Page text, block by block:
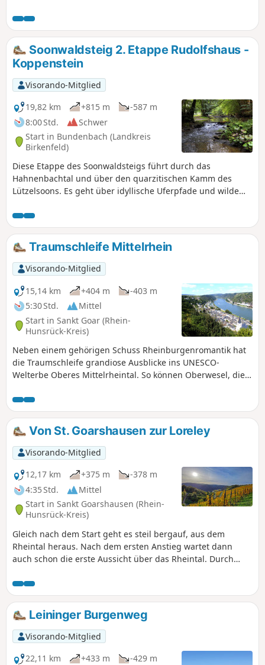
Soonwaldsteig 2. Etappe Rudolfshaus -
Koppenstein
Visorando-Mitglied
19,82 km
+815 m
-587 m
8:00 Std.
Schwer
Start in Bundenbach (Landkreis
Birkenfeld)
Diese Etappe des Soonwaldsteigs führt durch das
Hahnenbachtal und über den quarzitischen Kamm des
Lützelsoons. Es geht über idyllische Uferpfade und wilde
einem Besucherbergwerk, einer Rekonstruktion einer
keltischen Höhensiedlung, der geschichtsträchtigen
Schmidtburg und dem Wassererlebnispfad Hahnenbachtal
vorbei. Auf dieser Etappe ist absolute Trittsicherheit
gefragt.
Traumschleife Mittelrhein
Visorando-Mitglied
15,14 km
+404 m
-403 m
5:30 Std.
Mittel
Start in Sankt Goar (Rhein-
Hunsrück-Kreis)
Neben einem gehörigen Schuss Rheinburgenromantik hat
die Traumschleife grandiose Ausblicke ins UNESCO-
Welterbe Oberes Mittelrheintal. So können Oberwesel, die
Pfalzgrafenstein, Burg Rheinfels und der weltbekannte
Loreleyfelsen bewundert werden. Zum Schluss schweift
dann der Blick vom Aussichtsturm Spitzer Stein über die
plateauartigen Hunsrückberge und jenseits des Rheintales
weit in den Taunus hinein.
Von St. Goarshausen zur Loreley
Visorando-Mitglied
12,17 km
+375 m
-378 m
4:35 Std.
Mittel
Start in Sankt Goarshausen (Rhein-
Hunsrück-Kreis)
Gleich nach dem Start geht es steil bergauf, aus dem
Rheintal heraus. Nach dem ersten Anstieg wartet dann
auch schon die erste Aussicht über das Rheintal. Durch
die Höhen, bis er wieder ein Stück nach unten in den Wald
hinein verläuft. Im großen Bogen geht es wieder zum
Rheintal, um dort auf den Höhen, immer wieder mit
schönen Ausblicken, zur Loreley zu gelangen. Von der
Loreley aus geht es nun wieder steil bergab an den Rhein
und am Ufer des Flusses wieder zurück zum
Ausgangspunkt.
Leininger Burgenweg
Visorando-Mitglied
22,11 km
+433 m
-429 m